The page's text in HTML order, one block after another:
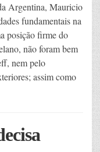
Argentina, Mauricio
fundamentais na
posição firme do
não foram bem
nem pelo
assim como